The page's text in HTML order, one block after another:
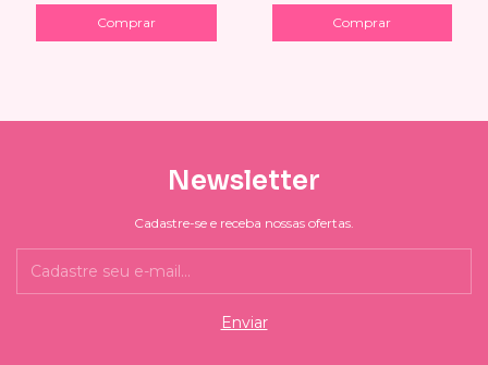
Newsletter
Cadastre-se e receba nossas ofertas.